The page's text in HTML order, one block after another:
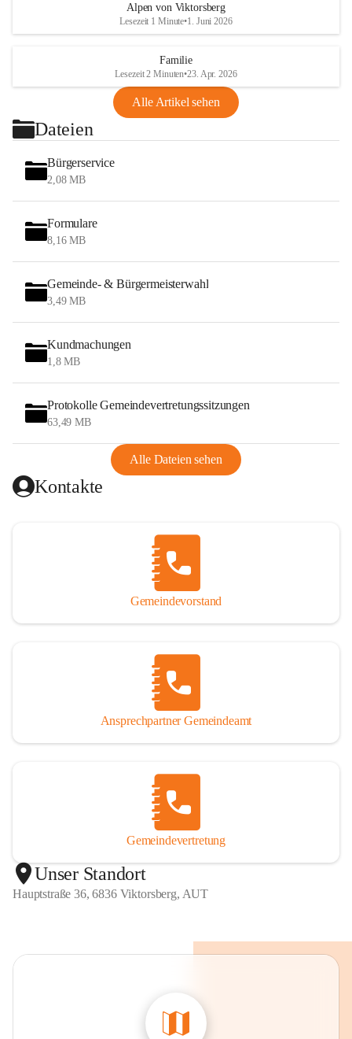
Alpen von Viktorsberg
Lesezeit 1 Minute•1. Juni 2026
Familie
Lesezeit 2 Minuten•23. Apr. 2026
Alle Artikel sehen
Dateien
Bürgerservice
2,08 MB
Formulare
8,16 MB
Gemeinde- & Bürgermeisterwahl
3,49 MB
Kundmachungen
1,8 MB
Protokolle Gemeindevertretungssitzungen
63,49 MB
Alle Dateien sehen
Kontakte
Gemeindevorstand
Ansprechpartner Gemeindeamt
Gemeindevertretung
Unser Standort
Hauptstraße 36, 6836 Viktorsberg, AUT